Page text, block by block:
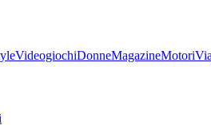
VideogiochiDonneMagazineMotori